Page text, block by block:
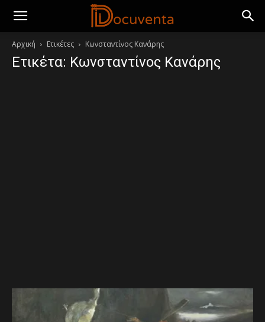
Αρχική Ετικέτες Κωνσταντίνος Κανάρης
Ετικέτα: Κωνσταντίνος Κανάρης